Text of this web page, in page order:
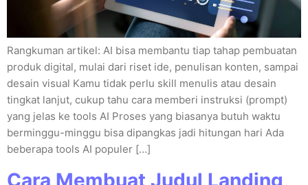
Rangkuman artikel: AI bisa membantu tiap tahap pembuatan
produk digital, mulai dari riset ide, penulisan konten, sampai
desain visual Kamu tidak perlu skill menulis atau desain
tingkat lanjut, cukup tahu cara memberi instruksi (prompt)
yang jelas ke tools AI Proses yang biasanya butuh waktu
berminggu-minggu bisa dipangkas jadi hitungan hari Ada
beberapa tools AI populer […]
Cara Membuat Judul Landing